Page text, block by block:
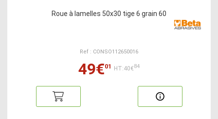
Roue à lamelles 50x30 tige 6 grain 60
Ref : CONSO112650016
49€01 HT:40€84